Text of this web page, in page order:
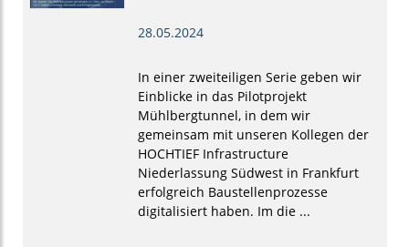
28.05.2024
In einer zweiteiligen Serie geben wir
Einblicke in das Pilotprojekt
Mühlbergtunnel, in dem wir
gemeinsam mit unseren Kollegen der
HOCHTIEF Infrastructure
Niederlassung Südwest in Frankfurt
erfolgreich Baustellenprozesse
digitalisiert haben. Im die ...